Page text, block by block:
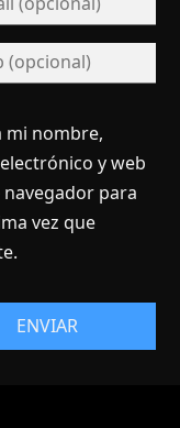
mi nombre,
y web
navegador para
vez que